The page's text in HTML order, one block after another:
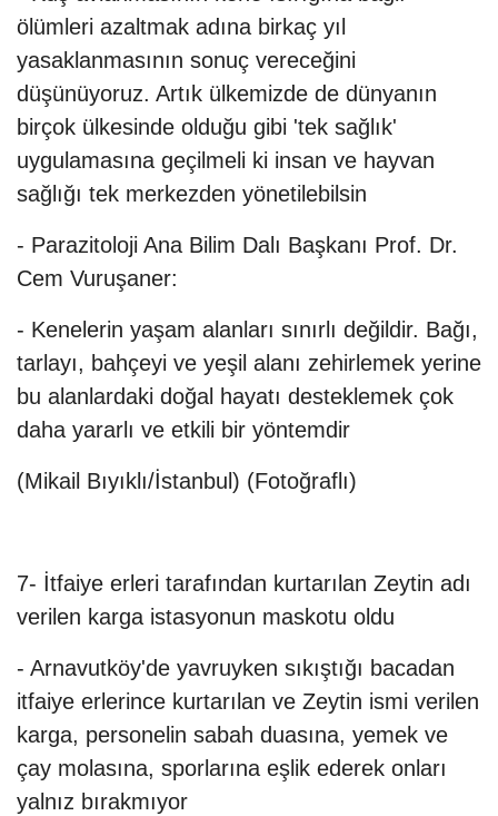
ölümleri azaltmak adına birkaç yıl
yasaklanmasının sonuç vereceğini
düşünüyoruz. Artık ülkemizde de dünyanın
birçok ülkesinde olduğu gibi 'tek sağlık'
uygulamasına geçilmeli ki insan ve hayvan
sağlığı tek merkezden yönetilebilsin
- Parazitoloji Ana Bilim Dalı Başkanı Prof. Dr.
Cem Vuruşaner:
- Kenelerin yaşam alanları sınırlı değildir. Bağı,
tarlayı, bahçeyi ve yeşil alanı zehirlemek yerine
bu alanlardaki doğal hayatı desteklemek çok
daha yararlı ve etkili bir yöntemdir
(Mikail Bıyıklı/İstanbul) (Fotoğraflı)
7- İtfaiye erleri tarafından kurtarılan Zeytin adı
verilen karga istasyonun maskotu oldu
- Arnavutköy'de yavruyken sıkıştığı bacadan
itfaiye erlerince kurtarılan ve Zeytin ismi verilen
karga, personelin sabah duasına, yemek ve
çay molasına, sporlarına eşlik ederek onları
yalnız bırakmıyor